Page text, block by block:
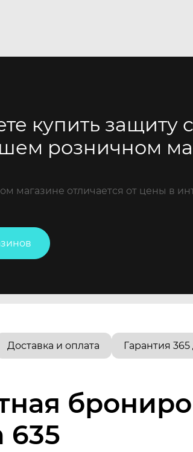
купить защиту
розничном
магазине отличается от цены в
Доставка и оплата Гарантия
635